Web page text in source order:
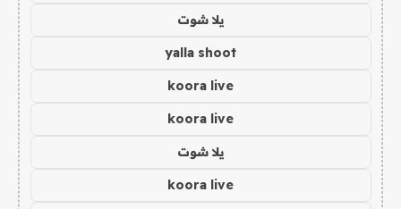
يلا شوت
yalla shoot
koora live
koora live
يلا شوت
koora live